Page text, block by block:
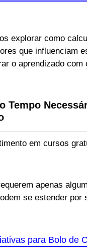
explorar como
que influenciam
o aprendizado com
Tempo
em cursos
apenas
se estender por
para Bolo de